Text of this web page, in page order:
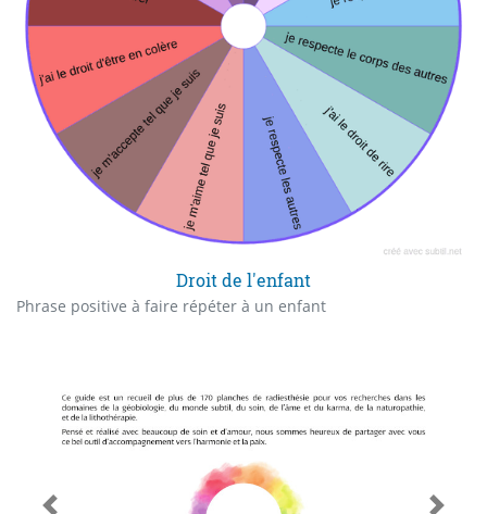
Droit de l'enfant
Phrase positive à faire répéter à un enfant